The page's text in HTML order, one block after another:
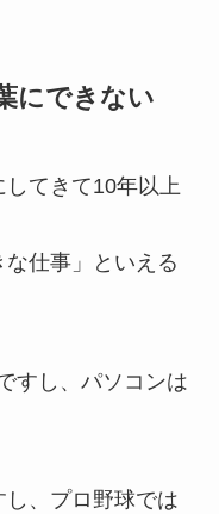
にできない
てきて10年以上
仕事」といえる
すし、パソコンは
、プロ野球では